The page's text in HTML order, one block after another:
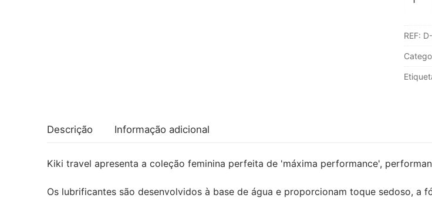
-
REF:
Descrição Informação adicional
Kiki travel apresenta a coleção feminina perfeita de 'máxima performance',
Os lubrificantes são desenvolvidos à base de água e proporcionam toque sedoso, a